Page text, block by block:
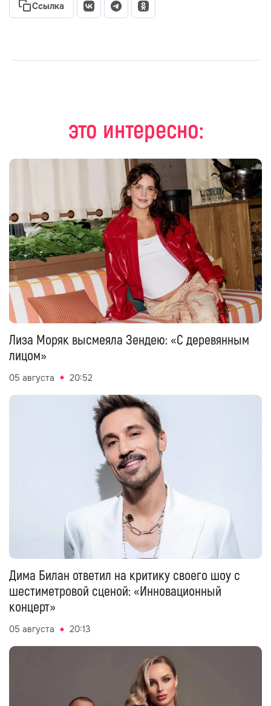
Ссылка
это интересно:
Лиза Моряк высмеяла Зендею: «С деревянным
лицом»
05 августа 20:52
Дима Билан ответил на критику своего шоу с
шестиметровой сценой: «Инновационный
концерт»
05 августа 20:13